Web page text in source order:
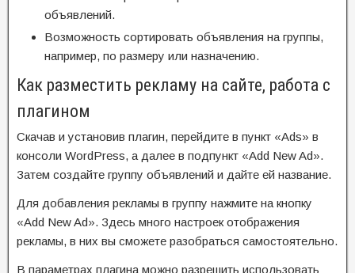
объявлений.
Возможность сортировать объявления на группы,
например, по размеру или назначению.
Как разместить рекламу на сайте, работа с
плагином
Скачав и установив плагин, перейдите в пункт «Ads» в
консоли WordPress, а далее в подпункт «Add New Ad».
Затем создайте группу объявлений и дайте ей название.
Для добавления рекламы в группу нажмите на кнопку
«Add New Ad». Здесь много настроек отображения
рекламы, в них вы сможете разобраться самостоятельно.
В параметрах плагина можно разрешить использовать